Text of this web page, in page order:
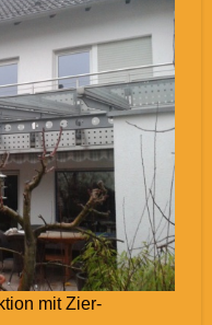
mit Zier-